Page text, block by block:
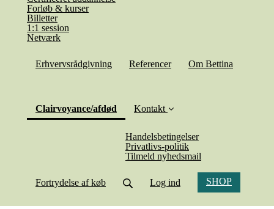
Forløb & kurser
Billetter
1:1 session
Netværk
Erhvervsrådgivning Referencer Om Bettina
Clairvoyance/afdød (current)
Kontakt
Handelsbetingelser
Privatlivs-politik
Tilmeld nyhedsmail
Fortrydelse af køb Log ind SHOP